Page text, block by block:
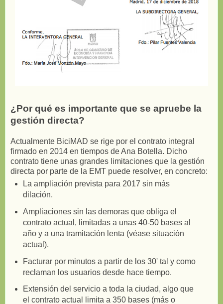
¿Por qué es importante que se apruebe la
gestión directa?
Actualmente BiciMAD se rige por el contrato integral
firmado en 2014 en tiempos de Ana Botella. Dicho
contrato tiene unas grandes limitaciones que la gestión
directa por parte de la EMT puede resolver, en concreto:
La ampliación prevista para 2017 sin más
dilación.
Ampliaciones sin las demoras que obliga el
contrato actual, limitadas a unas 40-50 bases al
año y a una tramitación lenta (véase situación
actual).
Facturar por minutos a partir de los 30' tal y como
reclaman los usuarios desde hace tiempo.
Extensión del servicio a toda la ciudad, algo que
el contrato actual limita a 350 bases (más o